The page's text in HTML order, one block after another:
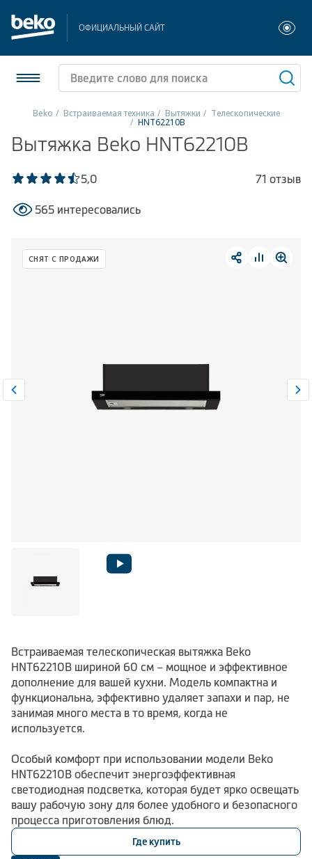
ОФИЦИАЛЬНЫЙ САЙТ
Холодильники и морозильники
Стиральные и сушильные машины
Встраиваемая техника
Beko Встраиваемая техника Вытяжки Телескопические
HNT62210B
Вытяжка Beko HNT62210B
5,0 71 отзыв
565 интересовались
СНЯТ С ПРОДАЖИ
Встраиваемая телескопическая вытяжка Beko
HNT62210B шириной 60 см – мощное и эффективное
дополнение для вашей кухни. Модель компактна и
функциональна, эффективно удаляет запахи и пар, не
занимая много места в то время, когда не
используется.
Особый комфорт при использовании модели Beko
HNT62210B обеспечит энергоэффективная
светодиодная подсветка, которая будет ярко освещать
вашу рабочую зону для более удобного и безопасного
процесса приготовления блюд.
Где купить